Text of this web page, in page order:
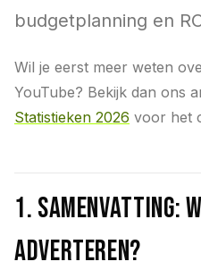
budgetplanning en
Wil je eerst meer weten
YouTube? Bekijk dan ons
Statistieken 2026 voor het
1. Samenvatting:
adverteren?